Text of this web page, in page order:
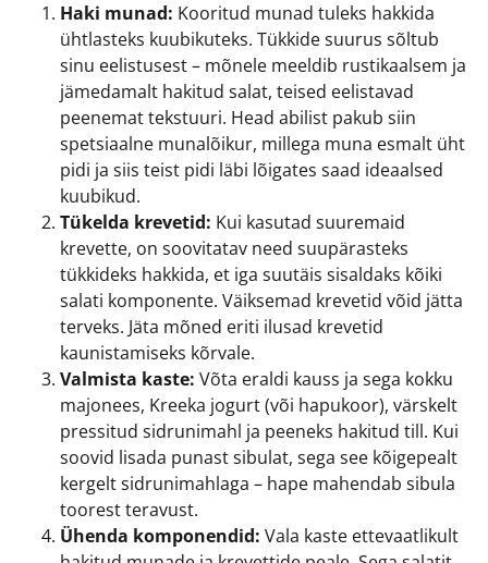
Haki munad: Kooritud munad tuleks hakkida
ühtlasteks kuubikuteks. Tükkide suurus sõltub
sinu eelistusest – mõnele meeldib rustikaalsem ja
jämedamalt hakitud salat, teised eelistavad
peenemat tekstuuri. Head abilist pakub siin
spetsiaalne munalõikur, millega muna esmalt üht
pidi ja siis teist pidi läbi lõigates saad ideaalsed
kuubikud.
Tükelda krevetid: Kui kasutad suuremaid
krevette, on soovitatav need suupärasteks
tükkideks hakkida, et iga suutäis sisaldaks kõiki
salati komponente. Väiksemad krevetid võid jätta
terveks. Jäta mõned eriti ilusad krevetid
kaunistamiseks kõrvale.
Valmista kaste: Võta eraldi kauss ja sega kokku
majonees, Kreeka jogurt (või hapukoor), värskelt
pressitud sidrunimahl ja peeneks hakitud till. Kui
soovid lisada punast sibulat, sega see kõigepealt
kergelt sidrunimahlaga – hape mahendab sibula
toorest teravust.
Ühenda komponendid: Vala kaste ettevaatlikult